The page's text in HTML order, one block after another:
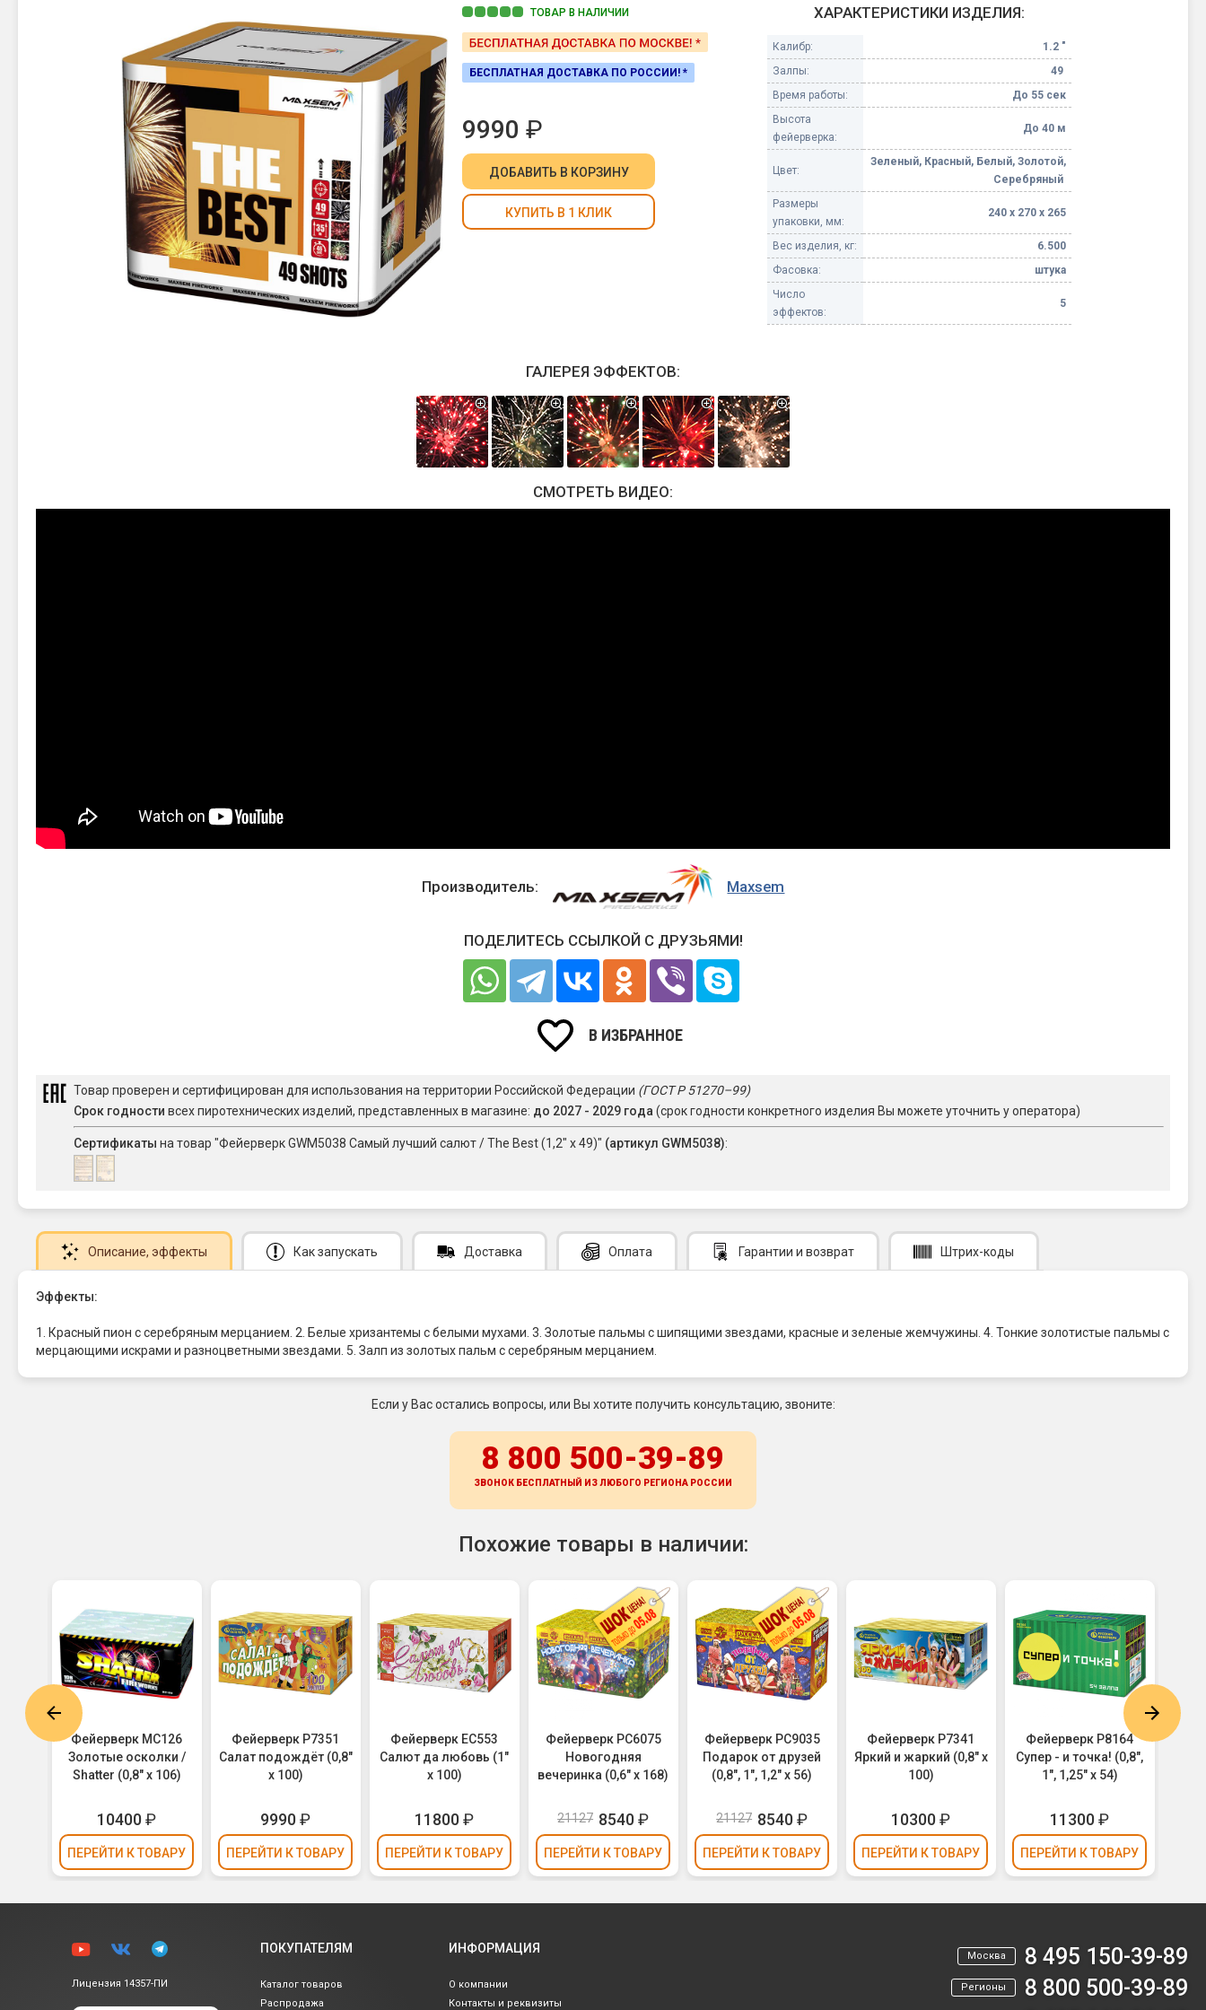
Фейерверки на свадьбу
Фейерверк-шоу
Батареи салютов
Цветной дым
Батареи салютов
Маленькие фейерверки
Средние фейерверки
Петарды
Терочные
Фитильные
Лимонки, гранаты
Корсары
Летающие и наземные
Бабочки, пчелы
Циркоблицы
Цветной дым и огонь
Сигнальная пиротехника
Бенгальские огни
Бенгальские огни малые
Бенгальские огни большие
Фонтаны пиротехнические
Фонтаны в торт (холодные)
Фонтаны сценические (холодные)
Фестивальные шары
Небесные фонарики
Оборудование для
Елочные гирлянды
ТОВАР В НАЛИЧИИ
БЕСПЛАТНАЯ ДОСТАВКА ПО РОССИИ! *
9990 ₽
ДОБАВИТЬ В КОРЗИНУ
КУПИТЬ В 1 КЛИК
ХАРАКТЕРИСТИКИ ИЗДЕЛИЯ:
Калибр:
1.2 "
Залпы:
49
Время работы:
До 55 сек
Высота
фейерверка:
До 40 м
Цвет:
Зеленый, Красный, Белый, Золотой,
Серебряный
Размеры
упаковки, мм:
240 х 270 х 265
Вес изделия, кг:
6.500
Фасовка:
штука
Число
эффектов:
5
ГАЛЕРЕЯ ЭФФЕКТОВ:
СМОТРЕТЬ ВИДЕО:
Производитель: Maxsem
ПОДЕЛИТЕСЬ ССЫЛКОЙ С ДРУЗЬЯМИ!
В ИЗБРАННОЕ
Товар проверен и сертифицирован для использования на территории Российской Федерации (ГОСТ Р 51270–99)
Срок годности всех пиротехнических изделий, представленных в магазине: до 2027 - 2029 года (срок годности конкретного изделия Вы можете уточнить у оператора)
Сертификаты на товар "Фейерверк GWM5038 Самый лучший салют / The Best (1,2" х 49)" (артикул GWM5038):
Описание, эффекты Как запускать Доставка Оплата Гарантии и возврат Штрих-коды
Эффекты:
1. Красный пион с серебряным мерцанием. 2. Белые хризантемы с белыми мухами. 3. Золотые пальмы с шипящими звездами, красные и зеленые жемчужины. 4. Тонкие золотистые пальмы с
мерцающими искрами и разноцветными звездами. 5. Залп из золотых пальм с серебряным мерцанием.
Если у Вас остались вопросы, или Вы хотите получить консультацию, звоните:
8 800 500-39-89
ЗВОНОК БЕСПЛАТНЫЙ ИЗ ЛЮБОГО РЕГИОНА РОССИИ
Похожие товары в наличии:
Фейерверк МС126
Золотые осколки /
Shatter (0,8" х 106)
10400₽
ПЕРЕЙТИ К ТОВАРУ
Фейерверк Р7351
Салат подождёт (0,8"
х 100)
9990₽
ПЕРЕЙТИ К ТОВАРУ
Фейерверк ЕС553
Салют да любовь (1"
х 100)
11800₽
ПЕРЕЙТИ К ТОВАРУ
Фейерверк РС6075
Новогодняя
вечеринка (0,6" х 168)
21127 8540₽
ПЕРЕЙТИ К ТОВАРУ
Фейерверк РС9035
Подарок от друзей
(0,8", 1", 1,2" х 56)
21127 8540₽
ПЕРЕЙТИ К ТОВАРУ
Фейерверк Р7341
Яркий и жаркий (0,8" х
100)
10300₽
ПЕРЕЙТИ К ТОВАРУ
Фейерверк Р8164
Супер - и точка! (0,8",
1", 1,25" х 54)
11300₽
ПЕРЕЙТИ К ТОВАРУ
Лицензия 14357-ПИ
ПОКУПАТЕЛЯМ
Каталог товаров
Распродажа
ИНФОРМАЦИЯ
О компании
Контакты и реквизиты
Москва 8 495 150-39-89
Регионы
8 800 500-39-89